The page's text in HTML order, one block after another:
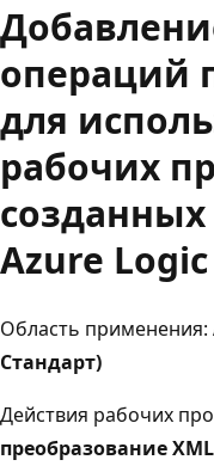
операций
для
рабочих
Azure
Область применения:
Стандарт)
Действия рабочих
преобразование XML